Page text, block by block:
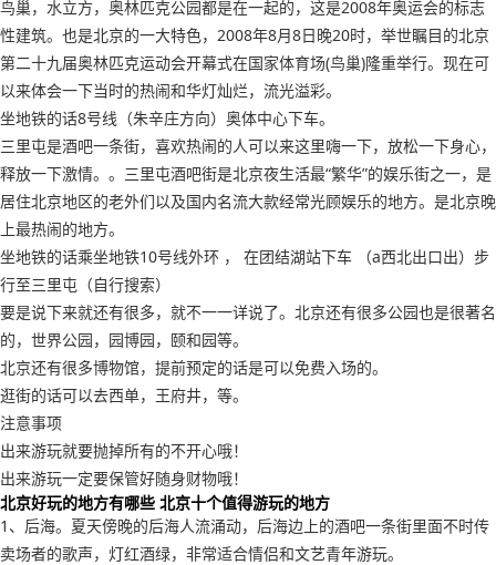
鸟巢，水立方，奥林匹克公园都是在一起的，这是2008年奥运会的标志
性建筑。也是北京的一大特色，2008年8月8日晚20时，举世瞩目的北京
第二十九届奥林匹克运动会开幕式在国家体育场(鸟巢)隆重举行。现在可
以来体会一下当时的热闹和华灯灿烂，流光溢彩。
坐地铁的话8号线（朱辛庄方向）奥体中心下车。
三里屯是酒吧一条街，喜欢热闹的人可以来这里嗨一下，放松一下身心，
释放一下激情。。三里屯酒吧街是北京夜生活最“繁华”的娱乐街之一，是
居住北京地区的老外们以及国内名流大款经常光顾娱乐的地方。是北京晚
上最热闹的地方。
坐地铁的话乘坐地铁10号线外环 ， 在团结湖站下车 （a西北出口出）步
行至三里屯（自行搜索）
要是说下来就还有很多，就不一一详说了。北京还有很多公园也是很著名
的，世界公园，园博园，颐和园等。
北京还有很多博物馆，提前预定的话是可以免费入场的。
逛街的话可以去西单，王府井，等。
注意事项
出来游玩就要抛掉所有的不开心哦！
出来游玩一定要保管好随身财物哦！
北京好玩的地方有哪些 北京十个值得游玩的地方
1、后海。夏天傍晚的后海人流涌动，后海边上的酒吧一条街里面不时传
卖场者的歌声，灯红酒绿，非常适合情侣和文艺青年游玩。